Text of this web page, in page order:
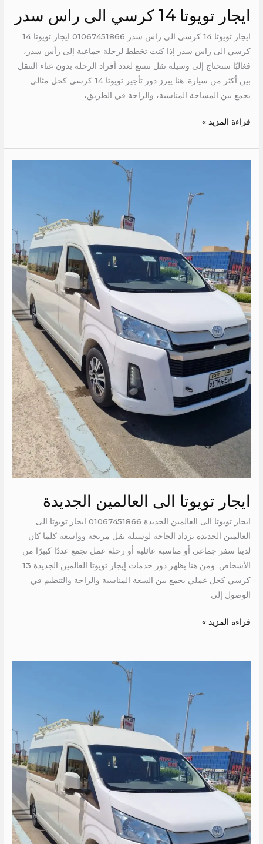
ايجار تويوتا 14 كرسي الى راس سدر
ايجار تويوتا 14 كرسي الى راس سدر 01067451866 ايجار تويوتا 14
كرسي الى راس سدر إذا كنت تخطط لرحلة جماعية إلى رأس سدر،
فغالبًا ستحتاج إلى وسيلة نقل تتسع لعدد أفراد الرحلة بدون عناء التنقل
بين أكثر من سيارة. هنا يبرز دور تأجير تويوتا 14 كرسي كحل مثالي
يجمع بين المساحة المناسبة، والراحة في الطريق،
قراءة المزيد »
ايجار تويوتا الى العالمين الجديدة
ايجار تويوتا الى العالمين الجديدة 01067451866 ايجار تويوتا الى
العالمين الجديدة تزداد الحاجة لوسيلة نقل مريحة وواسعة كلما كان
لدينا سفر جماعي أو مناسبة عائلية أو رحلة عمل تجمع عددًا كبيرًا من
الأشخاص. ومن هنا يظهر دور خدمات إيجار تويوتا العالمين الجديدة 13
كرسي كحل عملي يجمع بين السعة المناسبة والراحة والتنظيم في
الوصول إلى
الجديدة
قراءة المزيد »